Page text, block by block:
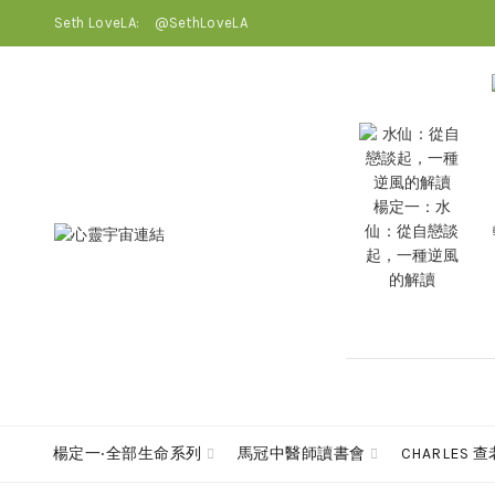
Seth LoveLA: @SethLoveLA
楊定一：水
仙：從自戀談
起，一種逆風
的解讀
楊定一‧全部生命系列 馬冠中醫師讀書會 CHARLES 查